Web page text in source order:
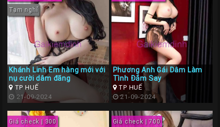
Tạm nghỉ
Khánh Linh Em hàng mới với
nụ cười dâm đãng
TP HUẾ
21-09-2024
Phương Anh Gái Dâm Làm
Tình Đắm Say
TP HUẾ
21-09-2024
Giá check | 300
Giá check | 700